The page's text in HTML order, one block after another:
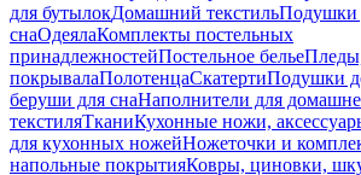
для бутылокДомашний текстильПодушки
снаОдеялаКомплекты постельных
принадлежностейПостельное белье
покрывалаПолотенцаСкатертиПодушки
беруши для снаНаполнители для
текстиляТканиКухонные ножи,
для кухонных ножейНожеточки и
напольные покрытияКовры, циновки,